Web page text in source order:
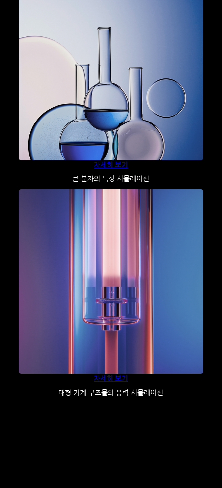
자세히 보기
큰 분자의 특성 시뮬레이션
자세히 보기
대형 기계 구조물의 응력 시뮬레이션